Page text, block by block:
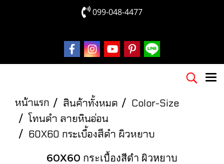
099-048-4477
หน้าแรก สินค้าทั้งหมด
Color-Size
โทนดำ ลายหินอ่อน
60X60 กระเบื้องสีดำ ผิวหยาบ
60X60 กระเบื้องสีดำ ผิวหยาบ